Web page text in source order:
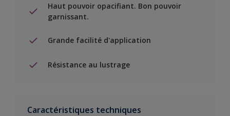
Haut pouvoir opacifiant. Bon pouvoir
garnissant.
Grande facilité d'application
Résistance au lustrage
Caractéristiques techniques